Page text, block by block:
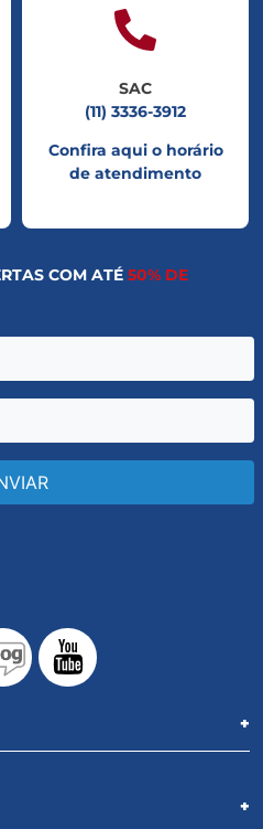
SAC
(11) 3336-3912
Confira aqui o horário
de atendimento
COM ATÉ 50% DE
+
+